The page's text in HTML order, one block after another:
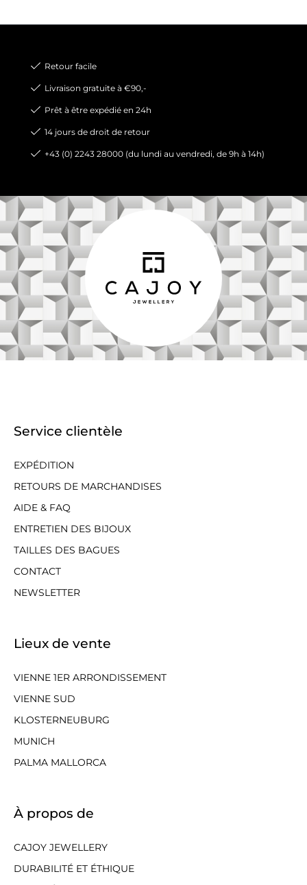
Retour facile
Livraison gratuite à €90,-
Prêt à être expédié en 24h
14 jours de droit de retour
+43 (0) 2243 28000 (du lundi au vendredi, de 9h à 14h)
Service clientèle
EXPÉDITION
RETOURS DE MARCHANDISES
AIDE & FAQ
ENTRETIEN DES BIJOUX
TAILLES DES BAGUES
CONTACT
NEWSLETTER
Lieux de vente
VIENNE 1ER ARRONDISSEMENT
VIENNE SUD
KLOSTERNEUBURG
MUNICH
PALMA MALLORCA
À propos de
CAJOY JEWELLERY
DURABILITÉ ET ÉTHIQUE